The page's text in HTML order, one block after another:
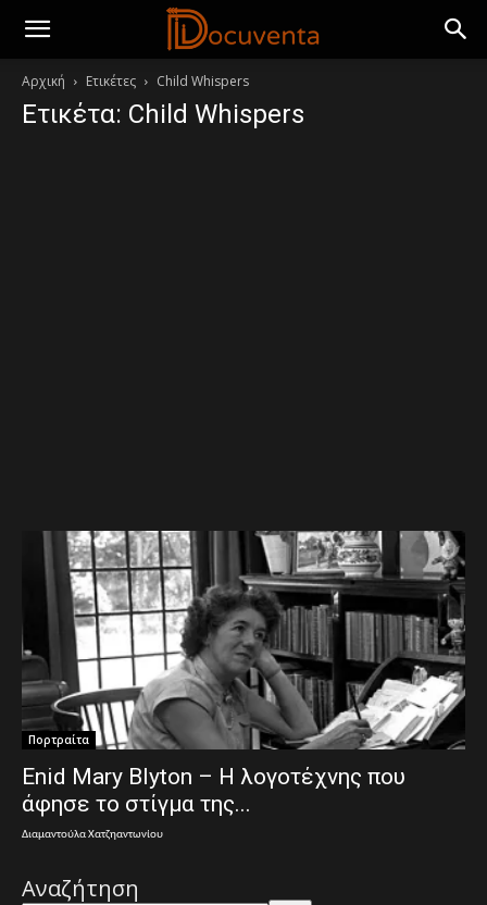
Αρχική Ετικέτες Child Whispers
Ετικέτα: Child Whispers
Πορτραίτα
Enid Mary Blyton – Η λογοτέχνης που
άφησε το στίγμα της...
Διαμαντούλα Χατζηαντωνίου
Αναζήτηση